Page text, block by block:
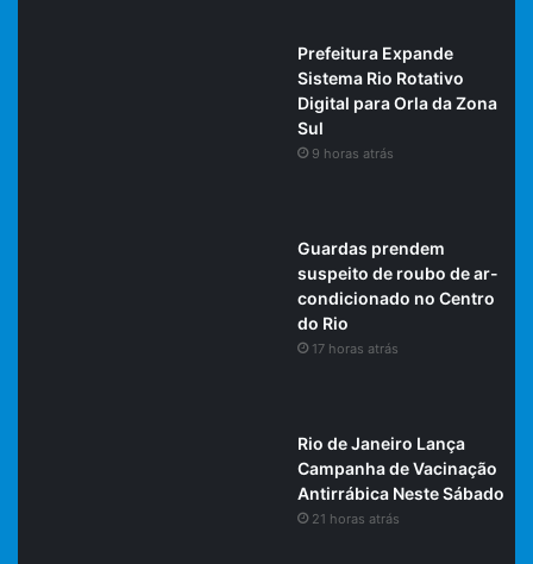
Prefeitura Expande
Sistema Rio Rotativo
Digital para Orla da Zona
Sul
9 horas atrás
Guardas prendem
suspeito de roubo de ar-
condicionado no Centro
do Rio
17 horas atrás
Rio de Janeiro Lança
Campanha de Vacinação
Antirrábica Neste Sábado
21 horas atrás